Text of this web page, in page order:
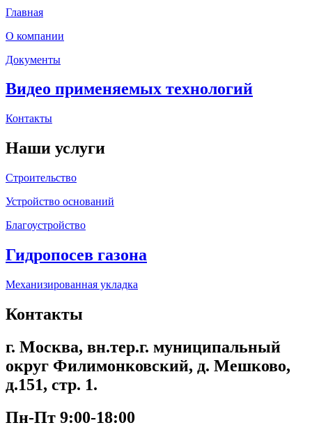
Главная
О компании
Документы
Видео применяемых технологий
Контакты
Наши услуги
Строительство
Устройство оснований
Благоустройство
Гидропосев газона
Механизированная укладка
Контакты
г. Москва, вн.тер.г. муниципальный
округ Филимонковский, д. Мешково,
д.151, стр. 1.
Пн-Пт 9:00-18:00